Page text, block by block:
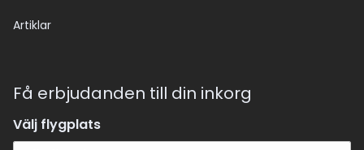
Artiklar
Få erbjudanden till din inkorg
Välj flygplats